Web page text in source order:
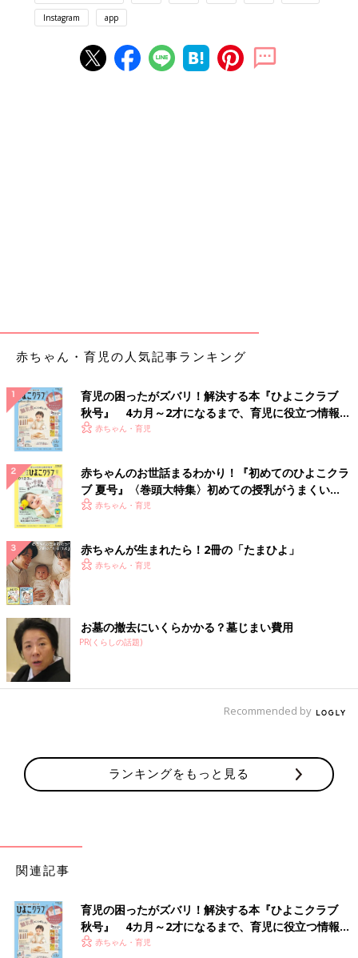
Instagram app
赤ちゃん・育児の人気記事ランキング
育児の困ったがズバリ！解決する本『ひよこクラブ
秋号』 4カ月～2才になるまで、育児に役立つ情報が
いっぱい！
赤ちゃん・育児
赤ちゃんのお世話まるわかり！『初めてのひよこクラ
ブ 夏号』〈巻頭大特集〉初めての授乳がうまくい
く！ おっぱい・ミルクの基本と夏のトラブル 解決テ
赤ちゃん・育児
赤ちゃんが生まれたら！2冊の「たまひよ」
赤ちゃん・育児
お墓の撤去にいくらかかる？墓じまい費用
PR(くらしの話題)
Recommended by
ランキングをもっと見る
関連記事
育児の困ったがズバリ！解決する本『ひよこクラブ
秋号』 4カ月～2才になるまで、育児に役立つ情報が
いっぱい！
赤ちゃん・育児